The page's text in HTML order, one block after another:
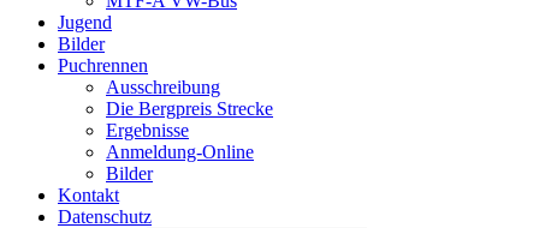
Jugend
Bilder
Puchrennen
Ausschreibung
Die Bergpreis Strecke
Ergebnisse
Anmeldung-Online
Bilder
Kontakt
Datenschutz